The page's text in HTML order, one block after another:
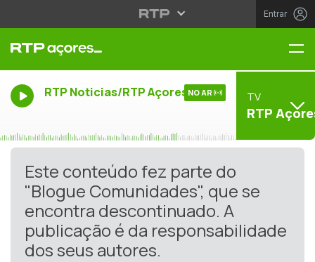
Entrar
RTP Noticias/RTP Açores NO AR TV
RTP
Este conteúdo fez parte do
"Blogue Comunidades", que se
encontra descontinuado. A
publicação é da responsabilidade
dos seus autores.